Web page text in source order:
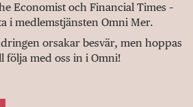
Economist och Financial Times –
i medlemstjänsten Omni Mer.
orsakar besvär, men hoppas
följa med oss in i Omni!